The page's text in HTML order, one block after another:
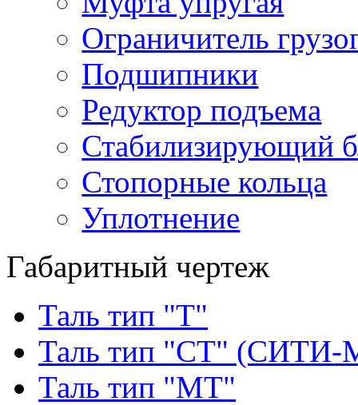
Ограничитель
Подшипники
Редуктор подъема
Стабилизирующий
Стопорные кольца
Уплотнение
Габаритный чертеж
Таль тип "Т"
Таль тип "СТ" (СИТИ-
Таль тип "МТ"